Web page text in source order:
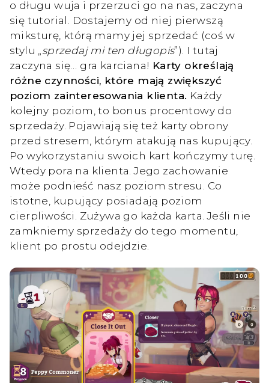
o długu wuja i przerzuci go na nas, zaczyna
się tutorial. Dostajemy od niej pierwszą
miksturę, którą mamy jej sprzedać (coś w
stylu „ sprzedaj mi ten długopis”). I tutaj
zaczyna się… gra karciana! Karty określają
różne czynności, które mają zwiększyć
poziom zainteresowania klienta. Każdy
kolejny poziom, to bonus procentowy do
sprzedaży. Pojawiają się też karty obrony
przed stresem, którym atakują nas kupujący.
Po wykorzystaniu swoich kart kończymy turę.
Wtedy pora na klienta. Jego zachowanie
może podnieść nasz poziom stresu. Co
istotne, kupujący posiadają poziom
cierpliwości. Zużywa go każda karta. Jeśli nie
zamkniemy sprzedaży do tego momentu,
klient po prostu odejdzie.